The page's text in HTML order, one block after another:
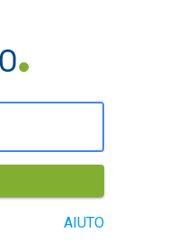
AIUTO